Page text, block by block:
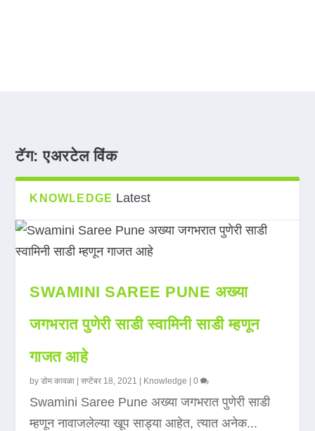
टॅग:एअरटेल विंक
KNOWLEDGE Latest
SWAMINI SAREE PUNE अख्या
जगभरात पुणेरी साडी स्वामिनी साडी म्हणून
गाजत आहे
byडोम कावळा |सप्टेंबर 18, 2021 Knowledge |0
Swamini Saree Pune अख्या जगभरात पुणेरी साडी
म्हणून नावाजलेल्या खूप साड्या आहेत, त्यात अनेक...